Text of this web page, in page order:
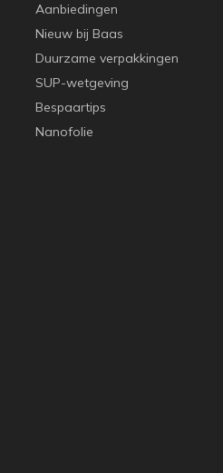
Aanbiedingen
Nieuw bij Baas
Duurzame verpakkingen
SUP-wetgeving
Bespaartips
Nanofolie